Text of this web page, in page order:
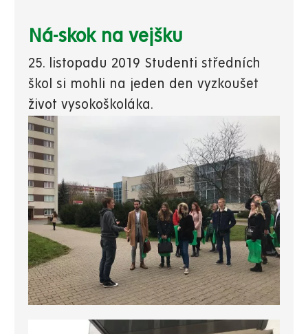
Ná-skok na vejšku
25. listopadu 2019 Studenti středních
škol si mohli na jeden den vyzkoušet
život vysokoškoláka.